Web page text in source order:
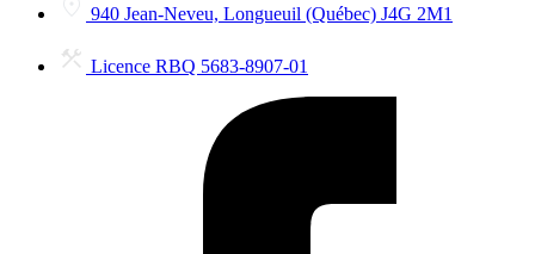
940 Jean-Neveu, Longueuil (Québec) J4G 2M1
Licence RBQ 5683-8907-01